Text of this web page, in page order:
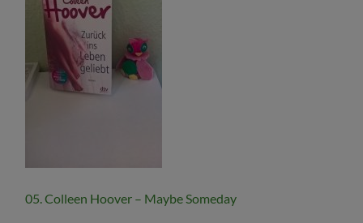
05. Colleen Hoover – Maybe Someday